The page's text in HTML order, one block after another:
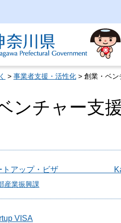
> 事業者支援・活性化 > 創業・ベン
ンチャー支援
ートアップ・ビザ
産業振興課
VISA